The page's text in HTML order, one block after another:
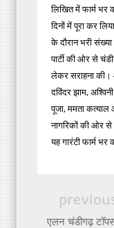
लिखित में फार्म भर
दिनों में पूरा कर
के दौरान भरी
पार्टी की ओर से
लेकर सराहना की।
दविंदर झाम,
पूजा, ममता
नागरिकों की ओर से
यह गारंटी फार्म भर
एलन चंडीगढ़